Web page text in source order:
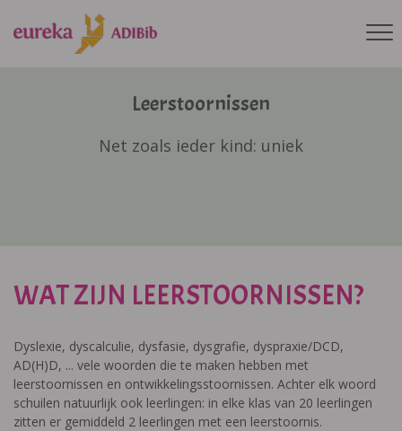
Leerstoornissen
Net zoals ieder kind: uniek
WAT ZIJN LEERSTOORNISSEN?
Dyslexie, dyscalculie, dysfasie, dysgrafie, dyspraxie/DCD,
AD(H)D, ... vele woorden die te maken hebben met
leerstoornissen en ontwikkelingsstoornissen. Achter elk woord
schuilen natuurlijk ook leerlingen: in elke klas van 20 leerlingen
zitten er gemiddeld 2 leerlingen met een leerstoornis.